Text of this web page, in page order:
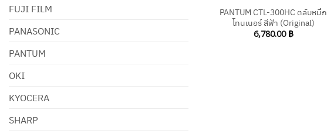
FUJI FILM
PANASONIC
PANTUM
OKI
KYOCERA
SHARP
PANTUM CTL-300HC ตลับหมึก
โทนเนอร์ สีฟ้า (Original)
6,780.00 ฿